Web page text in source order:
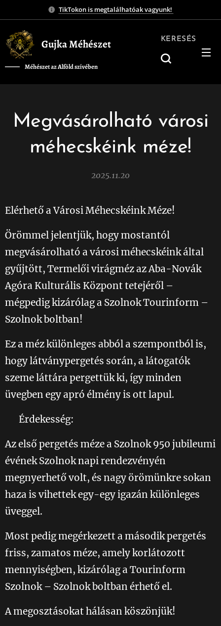
TikTokon is megtalálhatóak vagyunk!
Gujka Méhészet
Méhészet az Alföld szívében
KERESÉS
Megvásárolható városi
méhecskéink méze!
2025.11.20
Elérhető a Városi Méhecskéink Méze! 🍯💛
Örömmel jelentjük, hogy mostantól
megvásárolható a városi méhecskéink által
gyűjtött, Termelői virágméz az Aba-Novák
Agóra Kulturális Központ tetejéről –
mégpedig kizárólag a Szolnok Tourinform –
Szolnok boltban! ✨
Ez a méz különleges abból a szempontból is,
hogy látványpergetés során, a látogatók
szeme láttára pergettük ki, így minden
üvegben egy apró élmény is ott lapul. 😇
💛 Érdekesség:
Az első pergetés méze a Szolnok 950 jubileumi
évének Szolnok napi rendezvényén
megnyerhető volt, és nagy örömünkre sokan
haza is vihettek egy-egy igazán különleges
üveggel.
Most pedig megérkezett a második pergetés
friss, zamatos méze, amely korlátozott
mennyiségben, kizárólag a Tourinform
Szolnok – Szolnok boltban érhető el.
A megosztásokat hálásan köszönjük! ☺